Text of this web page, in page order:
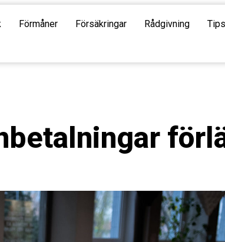
Förmåner Försäkringar Rådgivning Tips